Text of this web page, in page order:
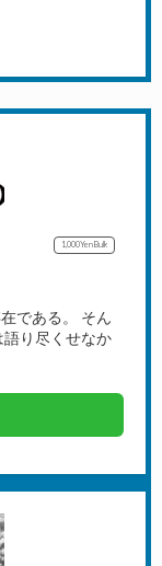
1,000YenBulk
である。 そん
り尽くせなか